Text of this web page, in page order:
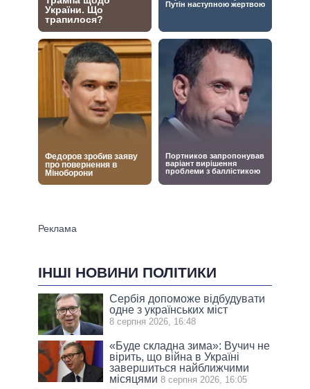
ІНШІ НОВИНИ ПОЛІТИКИ
Сербія допоможе відбудувати
одне з українських міст
8 серпня 2026, 16:48
«Буде складна зима»: Вучич не
вірить, що війна в Україні
завершиться найближчими
місяцями 8 серпня 2026, 16:05